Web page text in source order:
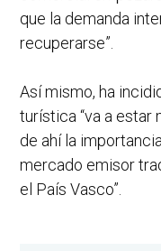
que la demanda
recuperarse”.
Así mismo, ha
turística “va a estar
de ahí la
mercado emisor
el País Vasco”.